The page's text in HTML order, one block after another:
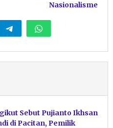
Nasionalisme
Sebut Pujianto Ikhsan
di Pacitan, Pemilik